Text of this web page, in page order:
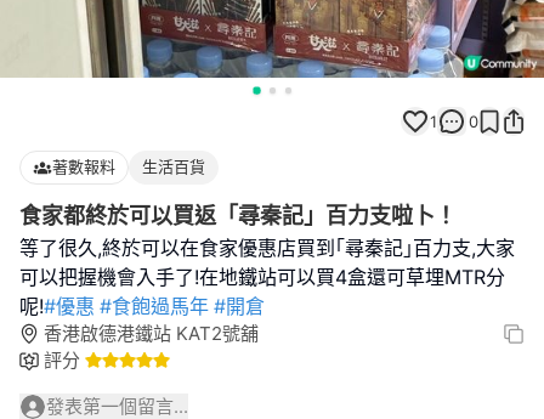
1 0
著數報料 生活百貨
食家都終於可以買返「尋秦記」百力支啦卜！
等了很久,終於可以在食家優惠店買到｢尋秦記｣百力支,大家
可以把握機會入手了!在地鐵站可以買4盒還可草埋MTR分
呢!#優惠 #食飽過馬年 #開倉
香港啟德港鐵站 KAT2號舖
評分
發表第一個留言...